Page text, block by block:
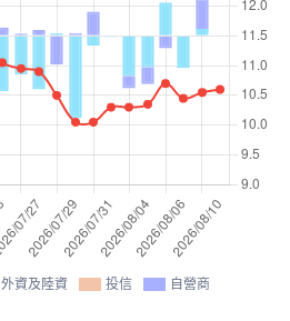
外資及陸資 投信 自營商